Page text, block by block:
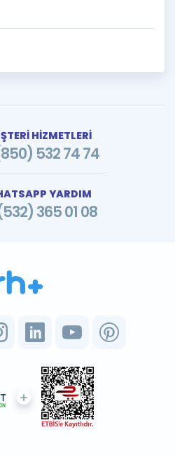
HİZMETLERİ
532 74 74
YARDIM
365 01 08